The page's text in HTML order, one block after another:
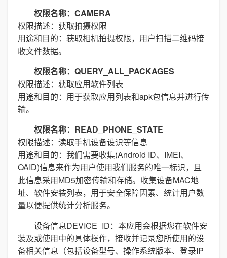
权限名称：CAMERA
权限描述：获取拍摄权限
用途和目的：获取相机拍摄权限，用户扫描二维码接
收文件数据。
权限名称：QUERY_ALL_PACKAGES
权限描述：获取应用软件列表
用途和目的：用于获取应用列表和apk包信息并进行传
输。
权限名称：READ_PHONE_STATE
权限描述：读取手机设备设识等信息
用途和目的：我们需要收集(Android ID、IMEI、
OAID)信息来作为用户使用我们服务的唯一标识，且
此信息采用MD5加密传输和存储。收集设备MAC地
址、软件安装列表，用于安全保障因素、统计用户数
量以便提供统计分析服务。
设备信息DEVICE_ID：本应用会根据您在软件安
装及或使用中的具体操作，接收并记录您所使用的设
备相关信息（包括设备型号、操作系统版本、登录IP